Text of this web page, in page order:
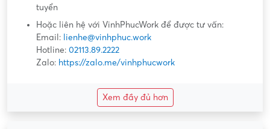
tuyển
Hoặc liên hệ với VinhPhucWork để được tư vấn:
Email: lienhe@vinhphuc.work
Hotline: 02113.89.2222
Zalo: https://zalo.me/vinhphucwork
Xem đầy đủ hơn